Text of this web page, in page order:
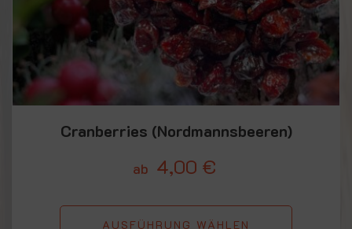
Cranberries (Nordmannsbeeren)
ab 4,00 €
AUSFÜHRUNG WÄHLEN